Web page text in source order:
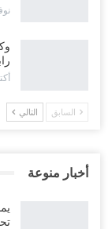
السابق التالي
أخبار منوعة